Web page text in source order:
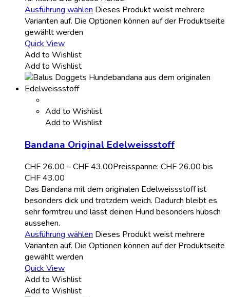
Ausführung wählen Dieses Produkt weist mehrere
Varianten auf. Die Optionen können auf der Produktseite
gewählt werden
Quick View
Add to Wishlist
Add to Wishlist
Add to Wishlist
Add to Wishlist
Bandana Original Edelweissstoff
CHF 26.00 –CHF43.00Preisspanne: CHF 26.00 bis
CHF 43.00
Das Bandana mit dem originalen Edelweissstoff ist
besonders dick und trotzdem weich. Dadurch bleibt es
sehr formtreu und lässt deinen Hund besonders hübsch
aussehen.
Ausführung wählen Dieses Produkt weist mehrere
Varianten auf. Die Optionen können auf der Produktseite
gewählt werden
Quick View
Add to Wishlist
Add to Wishlist